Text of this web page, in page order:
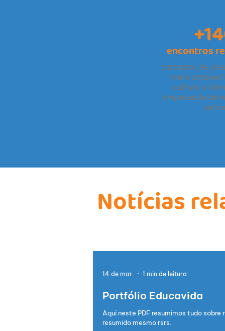
encontros
trataram de
meio
cultura e
Notícias
Portfólio Educavida
Aqui neste PDF resumimos tudo sobre
resumido mesmo rsrs.
14 de mar. 1 min de leitura